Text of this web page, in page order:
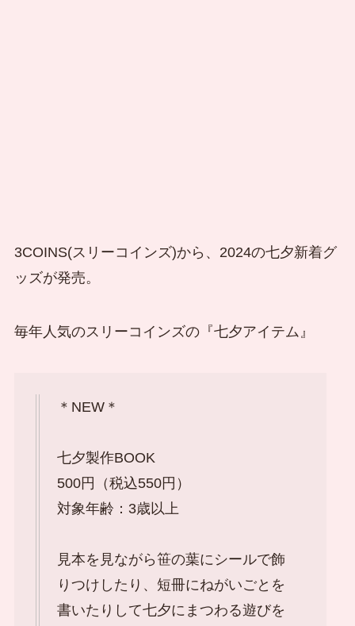
3COINS(スリーコインズ)から、2024の七夕新着グ
ッズが発売。
毎年人気のスリーコインズの『七夕アイテム』
＊NEW＊
七夕製作BOOK
500円（税込550円）
対象年齢：3歳以上
見本を見ながら笹の葉にシールで飾
りつけしたり、短冊にねがいごとを
書いたりして七夕にまつわる遊びを